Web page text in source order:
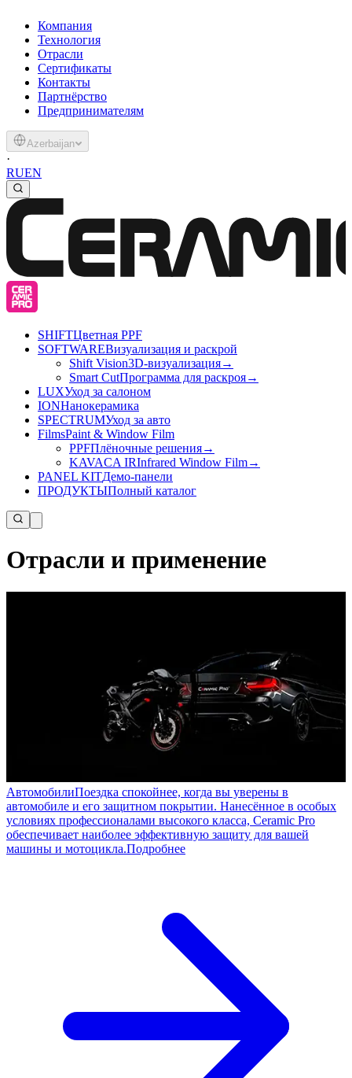
Компания
Технология
Отрасли
Сертификаты
Контакты
Партнёрство
Предпринимателям
Azerbaijan
·
RUEN
SHIFTЦветная PPF
SOFTWAREВизуализация и раскрой
Shift Vision3D-визуализация→
Smart CutПрограмма для раскроя→
LUXУход за салоном
IONНанокерамика
SPECTRUMУход за авто
FilmsPaint & Window Film
PPFПлёночные решения→
KAVACA IRInfrared Window Film→
PANEL KITДемо-панели
ПРОДУКТЫПолный каталог
Отрасли и применение
АвтомобилиПоездка спокойнее, когда вы уверены в
автомобиле и его защитном покрытии. Нанесённое в особых
условиях профессионалами высокого класса, Ceramic Pro
обеспечивает наиболее эффективную защиту для вашей
машины и мотоцикла.Подробнее